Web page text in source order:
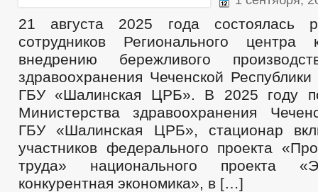
21 августа 2025 года состоялась
сотрудников Регионального центра
внедрению бережливого
здравоохранения Чеченской
ГБУ «Шалинская ЦРБ». В 2025 году
Министерства здравоохранения
ГБУ «Шалинская ЦРБ», стационар
участников федерального проекта
труда» национального проекта
конкурентная экономика», в […]